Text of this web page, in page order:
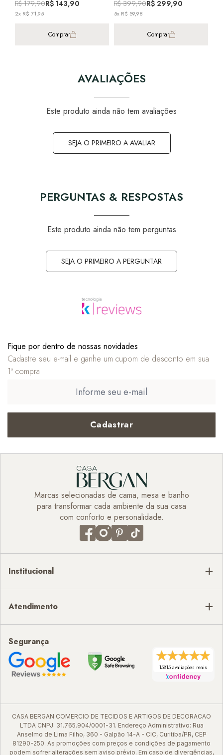
R$ 179,90R$ 143,90
2x R$ 71,95
Comprar
50cm (1 Peça)
R$ 399,90R$ 299,90
5x R$ 59,98
Comprar
AVALIAÇÕES
Este produto ainda não tem avaliações
SEJA O PRIMEIRO A AVALIAR
PERGUNTAS & RESPOSTAS
Este produto ainda não tem perguntas
SEJA O PRIMEIRO A PERGUNTAR
Fique por dentro de nossas novidades
Cadastre seu e-mail e ganhe um cupom de desconto em sua
1ª compra
Cadastrar
Marcas selecionadas de cama, mesa e banho
para transformar cada ambiente da sua casa
com conforto e personalidade.
Institucional
Atendimento
Segurança
15815 avaliações reais
CASA BERGAN COMERCIO DE TECIDOS E ARTIGOS DE DECORACAO
LTDA CNPJ: 31.765.904/0001-31. Endereço Administrativo: Rua
Anselmo de Lima Filho, 360 - Galpão 14-A - CIC, Curitiba/PR, CEP
81290-250. As promoções com preços e condições de pagamento
podem sofrer alterações sem aviso prévio. Em caso de divergências,